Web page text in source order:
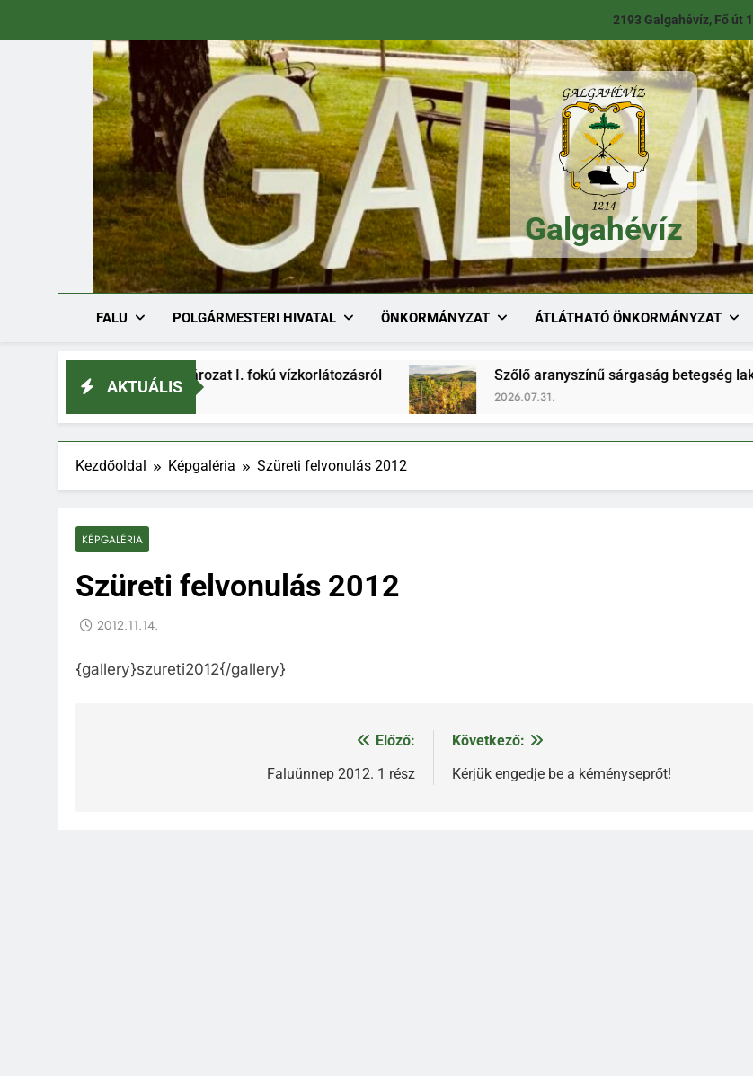
2193 Galgahévíz, Fő út
Galgahévíz
Galgahévíz
FALU POLGÁRMESTERI HIVATAL ÖNKORMÁNYZAT ÁTLÁTHATÓ ÖNKORMÁNYZAT
AKTUÁLIS
1536-1/2026. határozat I. fokú vízkorlátozásról Szőlő aranyszínű sárgaság betegség lakossági
2026.07.31.
Kezdőoldal Képgaléria Szüreti felvonulás 2012
KÉPGALÉRIA
Szüreti felvonulás 2012
2012.11.14.
{gallery}szureti2012{/gallery}
Előző:
Faluünnep 2012. 1 rész
Következő:
Kérjük engedje be a kéményseprőt!